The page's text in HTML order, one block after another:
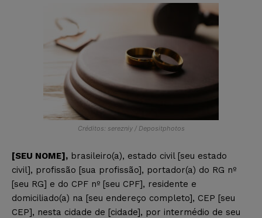
Créditos: serezniy / Depositphotos
[SEU NOME], brasileiro(a), estado civil [seu estado
civil], profissão [sua profissão], portador(a) do RG nº
[seu RG] e do CPF nº [seu CPF], residente e
domiciliado(a) na [seu endereço completo], CEP [seu
CEP], nesta cidade de [cidade], por intermédio de seu